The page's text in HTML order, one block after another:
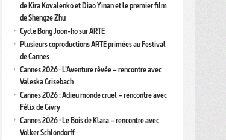
de Kira Kovalenko et Diao Yinan et le premier film
de Shengze Zhu
Cycle Bong Joon-ho sur ARTE
Plusieurs coproductions ARTE primées au Festival
de Cannes
Cannes 2026 : L’Aventure rêvée – rencontre avec
Valeska Grisebach
Cannes 2026 : Adieu monde cruel – rencontre avec
Félix de Givry
Cannes 2026 : Le Bois de Klara – rencontre avec
Volker Schlöndorff